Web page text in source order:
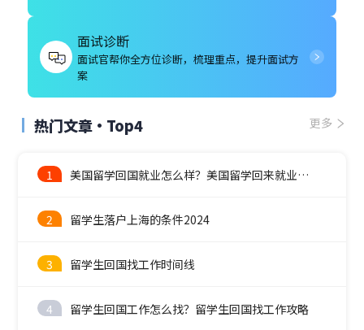
面试诊断
面试官帮你全方位诊断，梳理重点，提升面试方
案
热门文章·Top4 更多
1 美国留学回国就业怎么样？美国留学回来就业前景
2 留学生落户上海的条件2024
3 留学生回国找工作时间线
4 留学生回国工作怎么找？留学生回国找工作攻略